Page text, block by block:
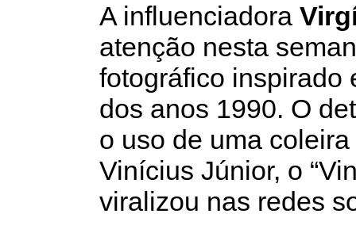
A influenciadora
atenção nesta
fotográfico inspirado
dos anos 1990. O
o uso de uma
Vinícius Júnior, o
viralizou nas redes